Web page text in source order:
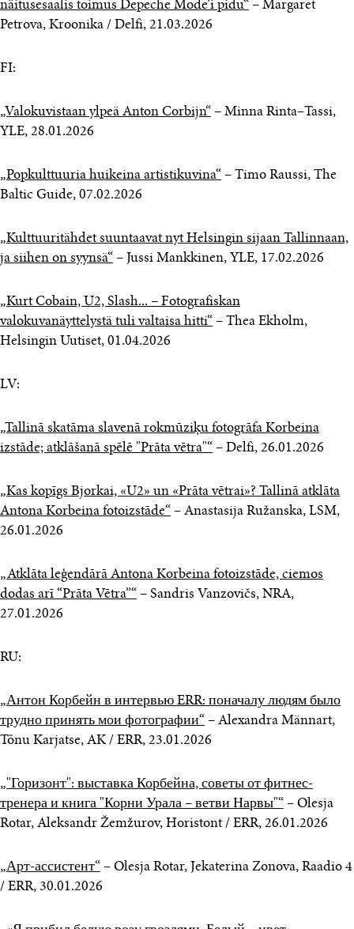
näitusesaalis toimus Depeche Mode’i pidu“ – Margaret
Petrova, Kroonika / Delfi, 21.03.2026
FI:
„Valokuvistaan ylpeä Anton Corbijn“ – Minna Rinta–Tassi,
YLE, 28.01.2026
„Popkulttuuria huikeina artistikuvina“ – Timo Raussi, The
Baltic Guide, 07.02.2026
„Kulttuuritähdet suuntaavat nyt Helsingin sijaan Tallinnaan,
ja siihen on syynsä“ – Jussi Mankkinen, YLE, 17.02.2026
„Kurt Cobain, U2, Slash... – Fotografiskan
valokuvanäyttelystä tuli valtaisa hitti“ – Thea Ekholm,
Helsingin Uutiset, 01.04.2026
LV:
„Tallinā skatāma slavenā rokmūziķu fotogrāfa Korbeina
izstāde; atklāšanā spēlē "Prāta vētra"“ – Delfi, 26.01.2026
„Kas kopīgs Bjorkai, «U2» un «Prāta vētrai»? Tallinā atklāta
Antona Korbeina fotoizstāde“ – Anastasija Ružanska, LSM,
26.01.2026
„Atklāta leģendārā Antona Korbeina fotoizstāde, ciemos
dodas arī “Prāta Vētra”“ – Sandris Vanzovičs, NRA,
27.01.2026
RU:
„Антон Корбейн в интервью ERR: поначалу людям было
трудно принять мои фотографии“ – Alexandra Männart,
Tõnu Karjatse, AK / ERR, 23.01.2026
„"Горизонт": выставка Корбейна, советы от фитнес-
тренера и книга "Корни Урала – ветви Нарвы"“ – Olesja
Rotar, Aleksandr Žemžurov, Horistont / ERR, 26.01.2026
„Арт-ассистент“ – Olesja Rotar, Jekaterina Zonova, Raadio 4
/ ERR, 30.01.2026